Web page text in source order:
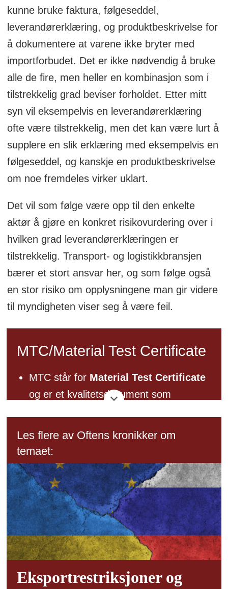
kunne bruke faktura, følgeseddel,
leverandørerklæring, og produktbeskrivelse for
å dokumentere at varene ikke bryter med
importforbudet. Det er ikke nødvendig å bruke
alle de fire, men heller en kombinasjon som i
tilstrekkelig grad beviser forholdet. Etter mitt
syn vil eksempelvis en leverandørerklæring
ofte være tilstrekkelig, men det kan være lurt å
supplere en slik erklæring med eksempelvis en
følgeseddel, og kanskje en produktbeskrivelse
om noe fremdeles virker uklart.
Det vil som følge være opp til den enkelte
aktør å gjøre en konkret risikovurdering over i
hvilken grad leverandørerklæringen er
tilstrekkelig. Transport- og logistikkbransjen
bærer et stort ansvar her, og som følge også
en stor risiko om opplysningene man gir videre
til myndigheten viser seg å være feil.
MTC/Material Test Certificate
MTC står for Material Test Certificate
og er et kvalitetsdokument som
Dette er et kvalitetssikringsdokument
som brukes i metallindustrien og
fungerer som en sertifisert registrering
av et materials kjemiske og fysiske
egenskaper og bekrefter at et produkt
overholder spesifikke internasjonale
standarder.
Les flere av Oftens kronikker om
temaet:
Eksportrestriksjoner og